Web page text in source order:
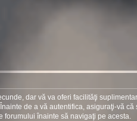
dar vă va oferi facilităţi
de a vă autentifica, asiguraţi-vă că
înainte să navigaţi pe acesta.